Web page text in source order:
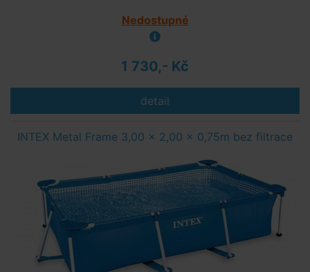
Nedostupné
1 730,- Kč
detail
INTEX Metal Frame 3,00 x 2,00 x 0,75m bez filtrace